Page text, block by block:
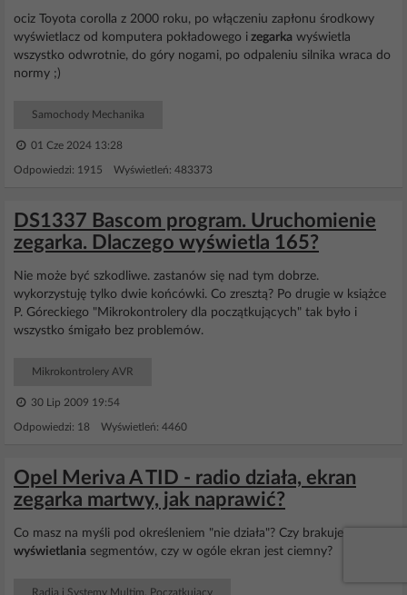
ociz Toyota corolla z 2000 roku, po włączeniu zapłonu środkowy
wyświetlacz od komputera pokładowego i zegarka wyświetla
wszystko odwrotnie, do góry nogami, po odpaleniu silnika wraca do
normy ;)
Samochody Mechanika
01 Cze 2024 13:28
Odpowiedzi: 1915 Wyświetleń: 483373
DS1337 Bascom program. Uruchomienie
zegarka. Dlaczego wyświetla 165?
Nie może być szkodliwe. zastanów się nad tym dobrze.
wykorzystuję tylko dwie końcówki. Co zresztą? Po drugie w książce
P. Góreckiego "Mikrokontrolery dla początkujących" tak było i
wszystko śmigało bez problemów.
Mikrokontrolery AVR
30 Lip 2009 19:54
Odpowiedzi: 18 Wyświetleń: 4460
Opel Meriva A TID - radio działa, ekran
zegarka martwy, jak naprawić?
Co masz na myśli pod określeniem "nie działa"? Czy brakuje
wyświetlania segmentów, czy w ogóle ekran jest ciemny?
Radia i Systemy Multim. Początkujący